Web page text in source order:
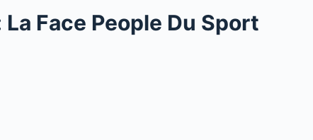
Face People Du Sport